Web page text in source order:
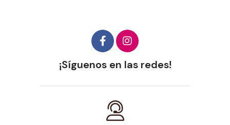
¡Síguenos en las redes!